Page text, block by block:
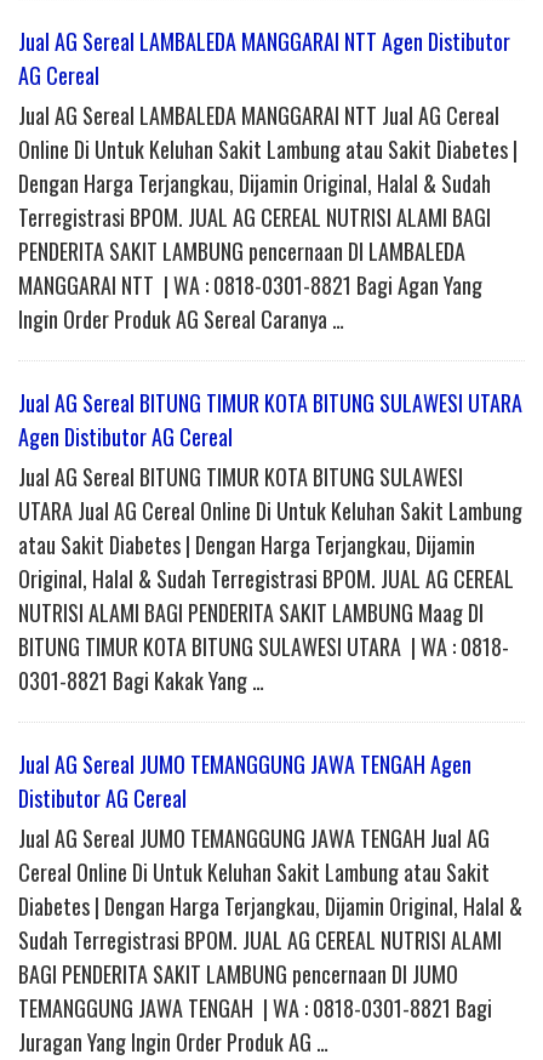
Jual AG Sereal LAMBALEDA MANGGARAI NTT Agen Distibutor
AG Cereal
Jual AG Sereal LAMBALEDA MANGGARAI NTT Jual AG Cereal
Online Di Untuk Keluhan Sakit Lambung atau Sakit Diabetes |
Dengan Harga Terjangkau, Dijamin Original, Halal & Sudah
Terregistrasi BPOM. JUAL AG CEREAL NUTRISI ALAMI BAGI
PENDERITA SAKIT LAMBUNG pencernaan DI LAMBALEDA
MANGGARAI NTT | WA : 0818-0301-8821 Bagi Agan Yang
Ingin Order Produk AG Sereal Caranya …
Jual AG Sereal BITUNG TIMUR KOTA BITUNG SULAWESI UTARA
Agen Distibutor AG Cereal
Jual AG Sereal BITUNG TIMUR KOTA BITUNG SULAWESI
UTARA Jual AG Cereal Online Di Untuk Keluhan Sakit Lambung
atau Sakit Diabetes | Dengan Harga Terjangkau, Dijamin
Original, Halal & Sudah Terregistrasi BPOM. JUAL AG CEREAL
NUTRISI ALAMI BAGI PENDERITA SAKIT LAMBUNG Maag DI
BITUNG TIMUR KOTA BITUNG SULAWESI UTARA | WA : 0818-
0301-8821 Bagi Kakak Yang …
Jual AG Sereal JUMO TEMANGGUNG JAWA TENGAH Agen
Distibutor AG Cereal
Jual AG Sereal JUMO TEMANGGUNG JAWA TENGAH Jual AG
Cereal Online Di Untuk Keluhan Sakit Lambung atau Sakit
Diabetes | Dengan Harga Terjangkau, Dijamin Original, Halal &
Sudah Terregistrasi BPOM. JUAL AG CEREAL NUTRISI ALAMI
BAGI PENDERITA SAKIT LAMBUNG pencernaan DI JUMO
TEMANGGUNG JAWA TENGAH | WA : 0818-0301-8821 Bagi
Juragan Yang Ingin Order Produk AG …